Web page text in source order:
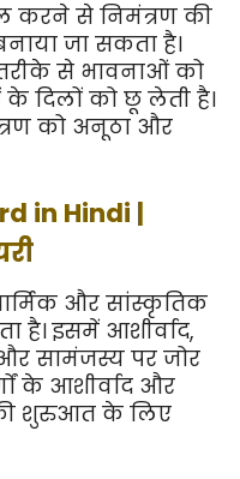
करने से निमंत्रण की
जा सकता है।
से भावनाओं को
के दिलों को छू लेती है।
को अनूठा और
in Hindi |
और सांस्कृतिक
है। इसमें आशीर्वाद,
सामंजस्य पर जोर
के आशीर्वाद और
शुरुआत के लिए